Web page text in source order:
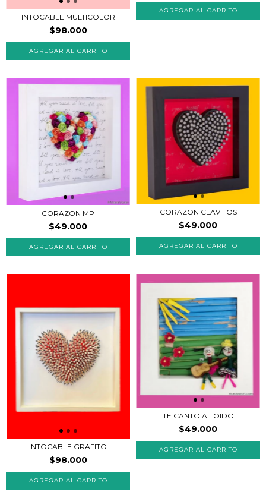
INTOCABLE MULTICOLOR
$98.000
AGREGAR AL CARRITO
CORAZON MP
$49.000
AGREGAR AL CARRITO
CORAZON CLAVITOS
$49.000
AGREGAR AL CARRITO
INTOCABLE GRAFITO
$98.000
AGREGAR AL CARRITO
TE CANTO AL OIDO
$49.000